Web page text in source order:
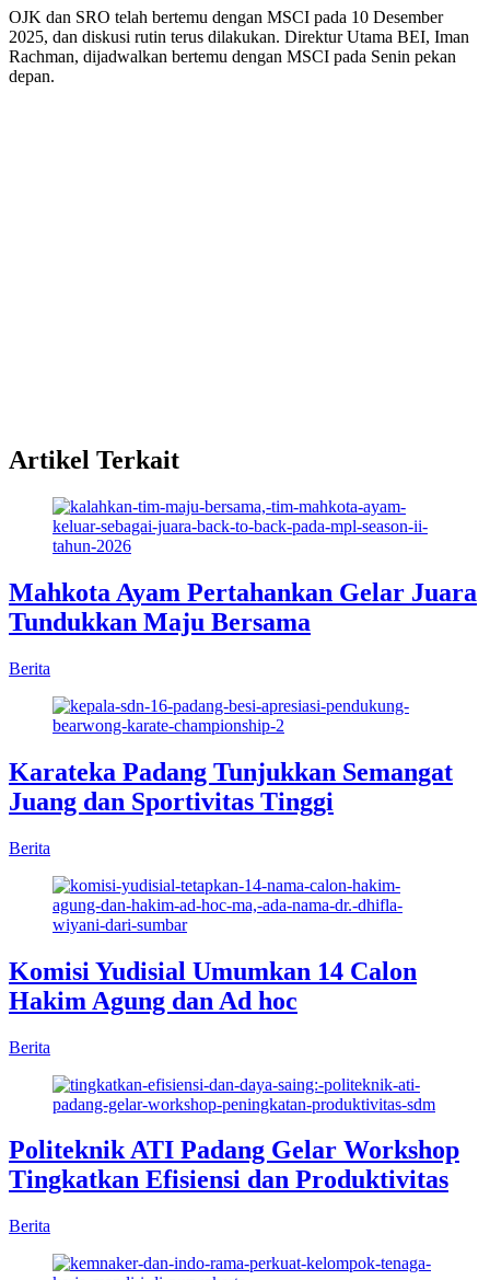
OJK dan SRO telah bertemu dengan MSCI pada 10 Desember
2025, dan diskusi rutin terus dilakukan. Direktur Utama BEI, Iman
Rachman, dijadwalkan bertemu dengan MSCI pada Senin pekan
depan.
Artikel Terkait
Mahkota Ayam Pertahankan Gelar Juara
Tundukkan Maju Bersama
Berita
Karateka Padang Tunjukkan Semangat
Juang dan Sportivitas Tinggi
Berita
Komisi Yudisial Umumkan 14 Calon
Hakim Agung dan Ad hoc
Berita
Politeknik ATI Padang Gelar Workshop
Tingkatkan Efisiensi dan Produktivitas
Berita